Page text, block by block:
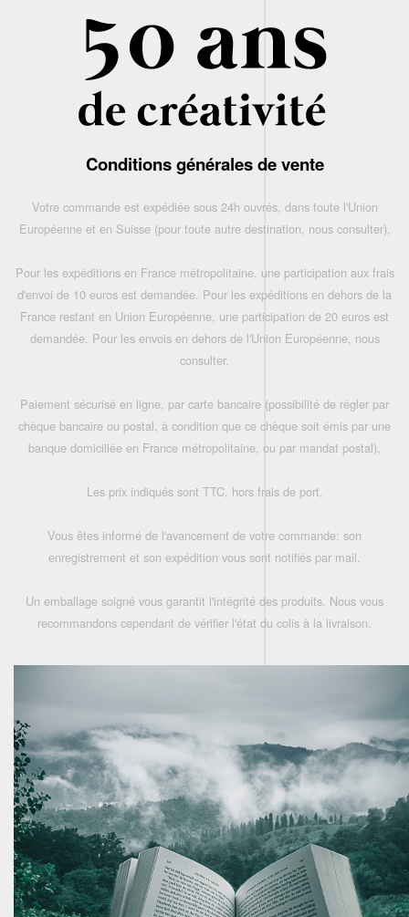
Conditions générales de vente
Votre commande est expédiée sous 24h ouvrés, dans toute l'Union
Européenne et en Suisse (pour toute autre destination, nous consulter),
Pour les expéditions en France métropolitaine, une participation aux frais
d'envoi de 10 euros est demandée. Pour les expéditions en dehors de la
France restant en Union Européenne, une participation de 20 euros est
demandée. Pour les envois en dehors de l'Union Européenne, nous
consulter.
Paiement sécurisé en ligne, par carte bancaire (possibilité de régler par
chèque bancaire ou postal, à condition que ce chèque soit émis par une
banque domiciliée en France métropolitaine, ou par mandat postal),
Les prix indiqués sont TTC, hors frais de port,
Vous êtes informé de l'avancement de votre commande: son
enregistrement et son expédition vous sont notifiés par mail.
Un emballage soigné vous garantit l'intégrité des produits. Nous vous
recommandons cependant de vérifier l'état du colis à la livraison.